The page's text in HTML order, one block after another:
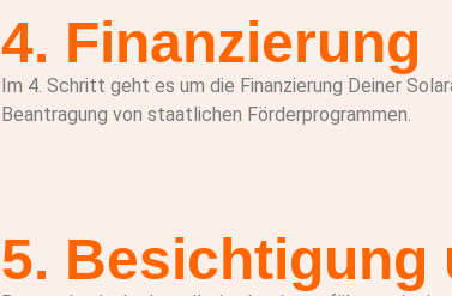
4. Finanzierung
Im 4. Schritt geht es um die Finanzierung Deiner
Beantragung von staatlichen Förderprogrammen.
5. Besichtigung